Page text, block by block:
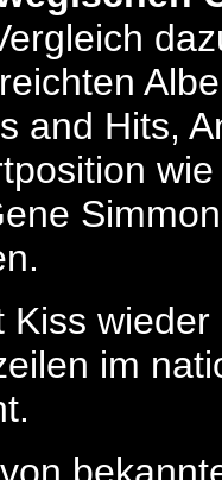
and Hits,
Kiss
im